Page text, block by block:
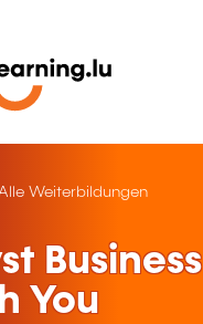
Weiterbildungen
Business
You